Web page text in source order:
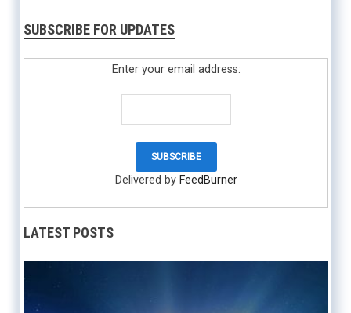
SUBSCRIBE FOR UPDATES
Enter your email address:
Delivered by FeedBurner
LATEST POSTS